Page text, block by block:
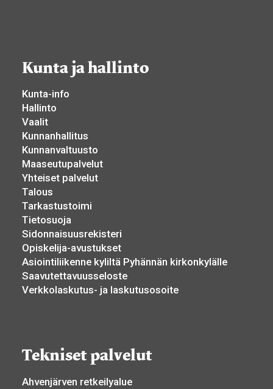
Kunta ja hallinto
Kunta-info
Hallinto
Vaalit
Kunnanhallitus
Kunnanvaltuusto
Maaseutupalvelut
Yhteiset palvelut
Talous
Tarkastustoimi
Tietosuoja
Sidonnaisuusrekisteri
Opiskelija-avustukset
Asiointiliikenne kyliltä Pyhännän kirkonkylälle
Saavutettavuusseloste
Verkkolaskutus- ja laskutusosoite
Tekniset palvelut
Ahvenjärven retkeilyalue